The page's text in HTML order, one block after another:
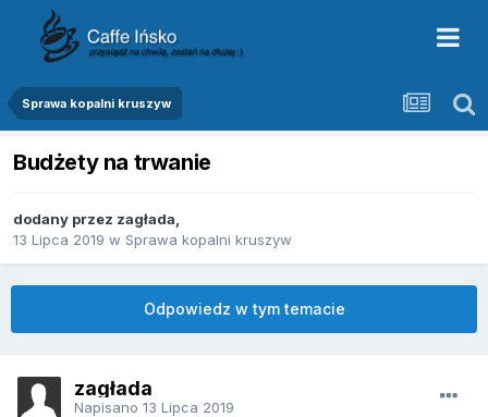
Sprawa kopalni kruszyw
Budżety na trwanie
dodany przez zagłada,
13 Lipca 2019 w Sprawa kopalni kruszyw
Odpowiedz w tym temacie
zagłada
Napisano 13 Lipca 2019